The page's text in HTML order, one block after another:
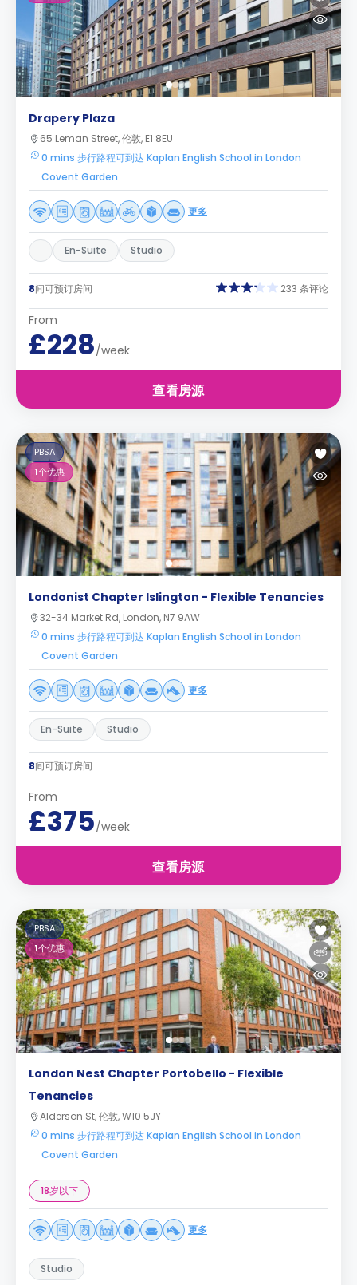
Drapery Plaza
65 Leman Street, 伦敦, E1 8EU
0 mins 步行路程可到达 Kaplan English School in London
Covent Garden
更多
En-Suite Studio
8间可预订房间 233 条评论
From
£228/week
查看房源
PBSA
1个优惠
Londonist Chapter Islington - Flexible Tenancies
32-34 Market Rd, London, N7 9AW
0 mins 步行路程可到达 Kaplan English School in London
Covent Garden
更多
En-Suite Studio
8间可预订房间
From
£375/week
查看房源
PBSA
1个优惠
London Nest Chapter Portobello - Flexible
Tenancies
Alderson St, 伦敦, W10 5JY
0 mins 步行路程可到达 Kaplan English School in London
Covent Garden
18岁以下
更多
Studio